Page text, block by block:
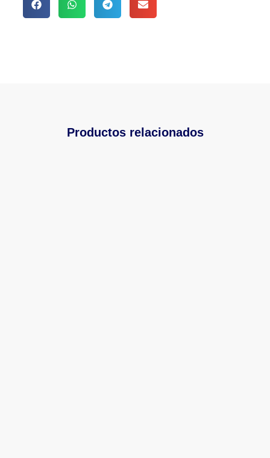
Productos relacionados